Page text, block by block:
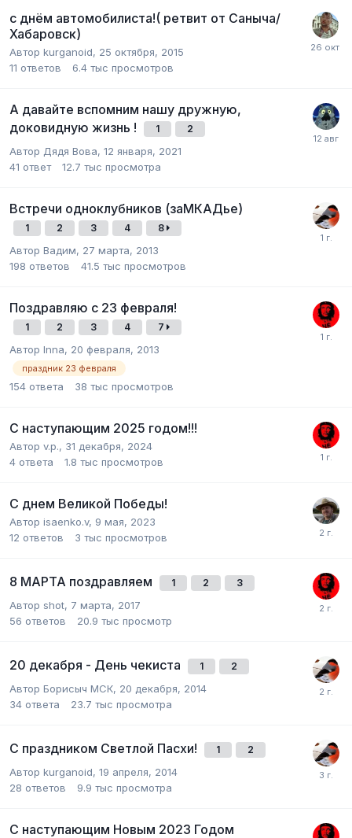
с днём автомобилиста!( ретвит от Саныча/
Хабаровск)
Автор kurganoid, 25 октября, 2015
11 ответов 6.4 тыс просмотров
А давайте вспомним нашу дружную,
доковидную жизнь !
1 2
Автор Дядя Вова, 12 января, 2021
41 ответ 12.7 тыс просмотра
Встречи одноклубников (заМКАДье)
1 2 3 4 8
Автор Вадим, 27 марта, 2013
198 ответов 41.5 тыс просмотров
Поздравляю с 23 февраля!
1 2 3 4 7
Автор Inna, 20 февраля, 2013
праздник 23 февраля
154 ответа 38 тыс просмотров
С наступающим 2025 годом!!!
Автор v.p., 31 декабря, 2024
4 ответа 1.8 тыс просмотров
С днем Великой Победы!
Автор isaenko.v, 9 мая, 2023
12 ответов 3 тыс просмотров
8 МАРТА поздравляем 1 2 3
Автор shot, 7 марта, 2017
56 ответов 20.9 тыс просмотр
20 декабря - День чекиста 1 2
Автор Борисыч МСК, 20 декабря, 2014
34 ответа 23.7 тыс просмотра
С праздником Светлой Пасхи! 1 2
Автор kurganoid, 19 апреля, 2014
28 ответов 9.9 тыс просмотра
С наступающим Новым 2023 Годом